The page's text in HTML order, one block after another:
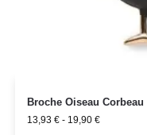
Broche Oiseau Corbeau
13,93 €- 19,90 €